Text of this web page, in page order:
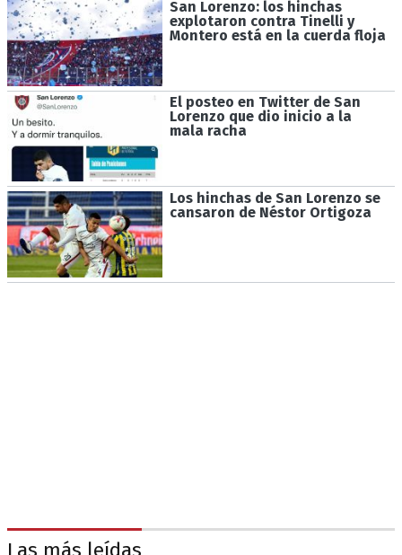
San Lorenzo: los hinchas
explotaron contra Tinelli y
Montero está en la cuerda floja
El posteo en Twitter de San
Lorenzo que dio inicio a la
mala racha
Los hinchas de San Lorenzo se
cansaron de Néstor Ortigoza
Las más leídas